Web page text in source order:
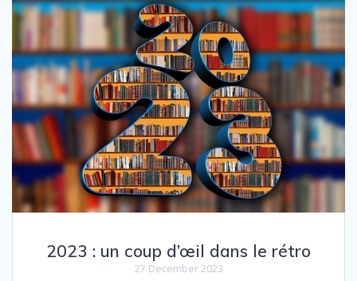
2023 : un coup d’œil dans le rétro
27 December 2023